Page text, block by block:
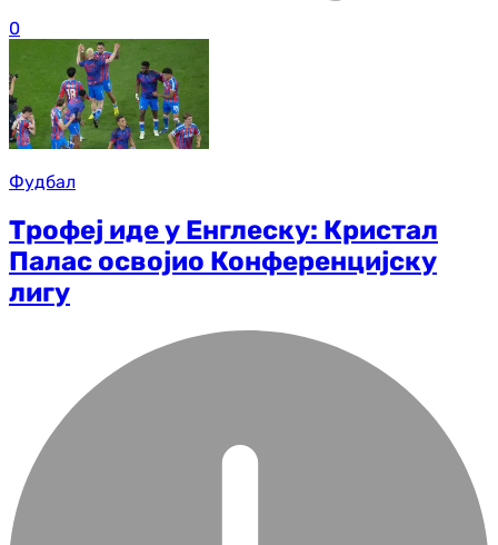
0
Фудбал
Трофеј иде у Енглеску: Кристал
Палас освојио Конференцијску
лигу